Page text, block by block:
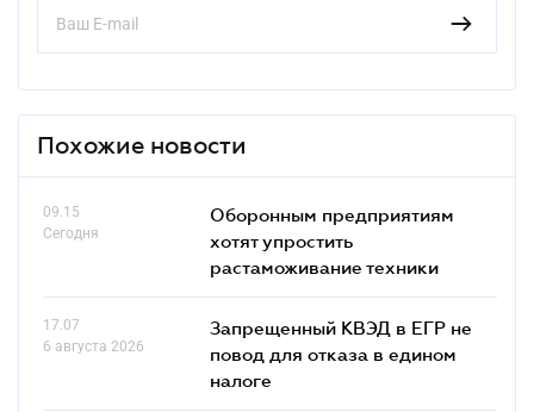
Похожие новости
09.15
Сегодня
Оборонным предприятиям
хотят упростить
растаможивание техники
17.07
6 августа 2026
Запрещенный КВЭД в ЕГР не
повод для отказа в едином
налоге